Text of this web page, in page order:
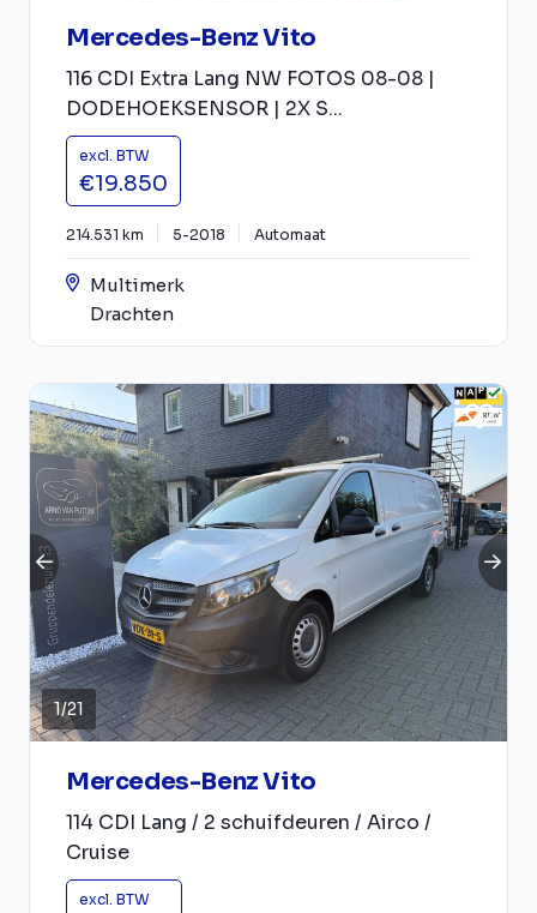
Mercedes-Benz Vito
116 CDI Extra Lang NW FOTOS 08-08 |
DODEHOEKSENSOR | 2X S...
excl. BTW
€19.850
214.531 km 5-2018 Automaat
Multimerk
Drachten
1/21
Mercedes-Benz Vito
114 CDI Lang / 2 schuifdeuren / Airco /
Cruise
excl. BTW